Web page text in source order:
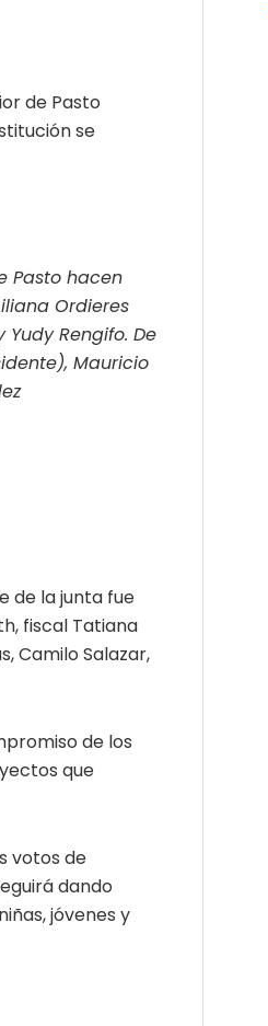
de Pasto
se
Pasto hacen
Ordieres
Rengifo. De
Mauricio
de la junta fue
fiscal Tatiana
Camilo Salazar,
de los
que
votos de
dando
jóvenes y